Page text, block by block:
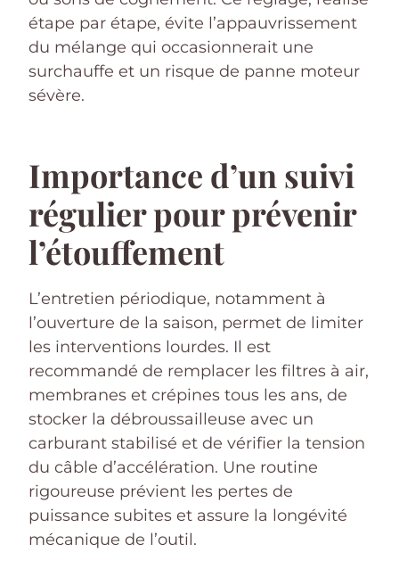
étape par étape, évite l’appauvrissement
du mélange qui occasionnerait une
surchauffe et un risque de panne moteur
sévère.
Importance d’un suivi
régulier pour prévenir
l’étouffement
L’entretien périodique, notamment à
l’ouverture de la saison, permet de limiter
les interventions lourdes. Il est
recommandé de remplacer les filtres à air,
membranes et crépines tous les ans, de
stocker la débroussailleuse avec un
carburant stabilisé et de vérifier la tension
du câble d’accélération. Une routine
rigoureuse prévient les pertes de
puissance subites et assure la longévité
mécanique de l’outil.